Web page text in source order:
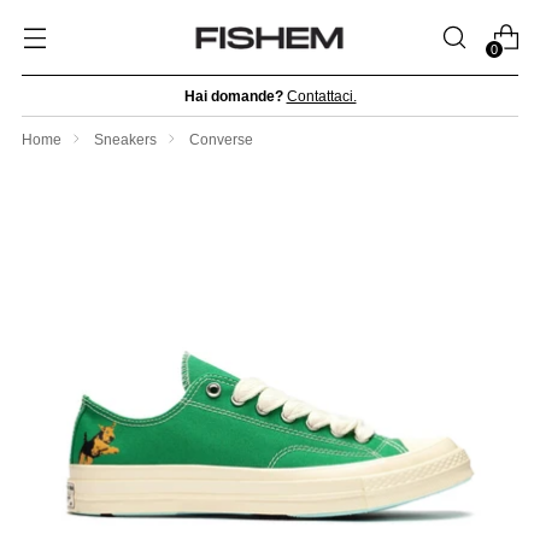
0
Hai domande? Contattaci.
Home Sneakers Converse